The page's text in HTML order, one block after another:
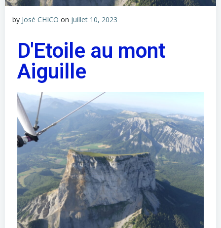
by José CHICO on juillet 10, 2023
D'Etoile au mont
Aiguille